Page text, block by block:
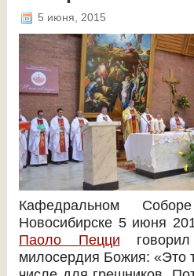
5 июня, 2015
Кафедральном
Новосибирске 5 июня
Паоло Пецци
милосердия Божия: «Это